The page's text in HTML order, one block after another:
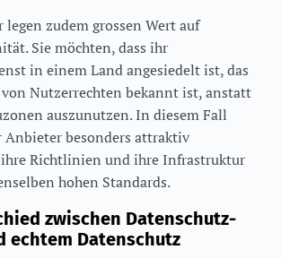
legen zudem grossen Wert auf
Sie möchten, dass ihr
in einem Land angesiedelt ist, das
Nutzerrechten bekannt ist, anstatt
auszunutzen. In diesem Fall
Anbieter besonders attraktiv
ihre Richtlinien und ihre Infrastruktur
hohen Standards.
zwischen Datenschutz-
echtem Datenschutz